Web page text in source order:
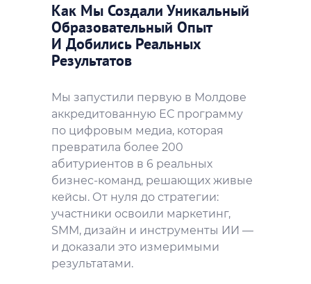
Как Мы Создали Уникальный
Образовательный Опыт
И Добились Реальных
Результатов
Мы запустили первую в Молдове
аккредитованную ЕС программу
по цифровым медиа, которая
превратила более 200
абитуриентов в 6 реальных
бизнес-команд, решающих живые
кейсы. От нуля до стратегии:
участники освоили маркетинг,
SMM, дизайн и инструменты ИИ —
и доказали это измеримыми
результатами.